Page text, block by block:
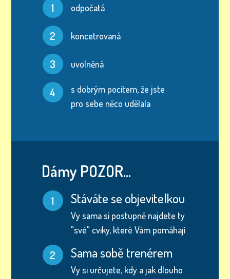
1 odpočatá
2 koncetrovaná
3 uvolněná
4
s dobrým pocitem, že jste
pro sebe něco udělala
Dámy POZOR...
1 Stáváte se objevitelkou
Vy sama si postupně najdete ty
"své" cviky, které Vám pomáhají
2 Sama sobě trenérem
Vy si určujete, kdy a jak dlouho